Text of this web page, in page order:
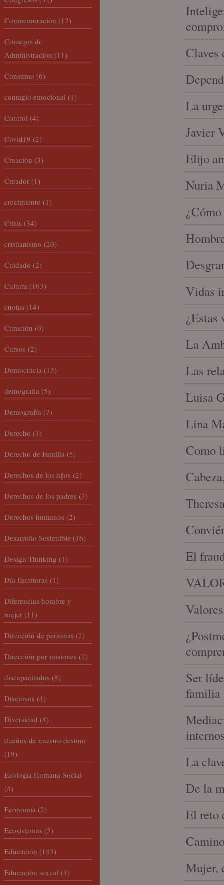
Claves
La
Javier
Elijo
Nuria
Vidas
¿Estas
La
Las
Luisa
Lina
Como
El
Ser
familia
La
De la
El reto
Mujer,
Conmemoración (12)
Consejos de
Administración (11)
Consumo (6)
contagio emocional (1)
Control (4)
Covid19 (2)
Creación (3)
Creador (1)
crecimiento (1)
Crisis (34)
cristianismo (20)
Cuidado (2)
Cultura (163)
cuotas (14)
Curación (0)
Cursos (2)
Democracia (13)
demografia (5)
Demografía (7)
Derecho (1)
Derecho de Familia (5)
Derechos de los hijos (2)
Derechos de los padres (3)
Derechos humanos (2)
Desarrollo Sostenible (16)
Design Thinking (1)
Día Escritoras (1)
Diferencias hombre y
mujer (11)
Dirección de personas (2)
Dirección por misiones (2)
discapacitados (8)
Discursos (4)
Diversidad (4)
dueños de nuestro destino
(19)
Ecología Humana-Social
(4)
Economía (2)
Ecosistemas (3)
Educación (143)
Educación sexual (1)